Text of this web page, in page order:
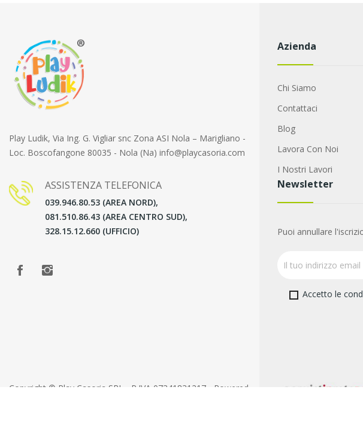
Play Ludik, Via Ing. G. Vigliar snc Zona ASI Nola – Marigliano -
Loc. Boscofangone 80035 - Nola (Na) info@playcasoria.com
ASSISTENZA TELEFONICA
039.946.80.53 (AREA NORD),
081.510.86.43 (AREA CENTRO SUD),
328.15.12.660 (UFFICIO)
Azienda
Chi Siamo
Contattaci
Blog
Lavora Con Noi
I Nostri Lavori
Newsletter
Puoi annullare
Accetto le
Copyright © Play Casoria SRL - P.IVA 07341831217 - Powered